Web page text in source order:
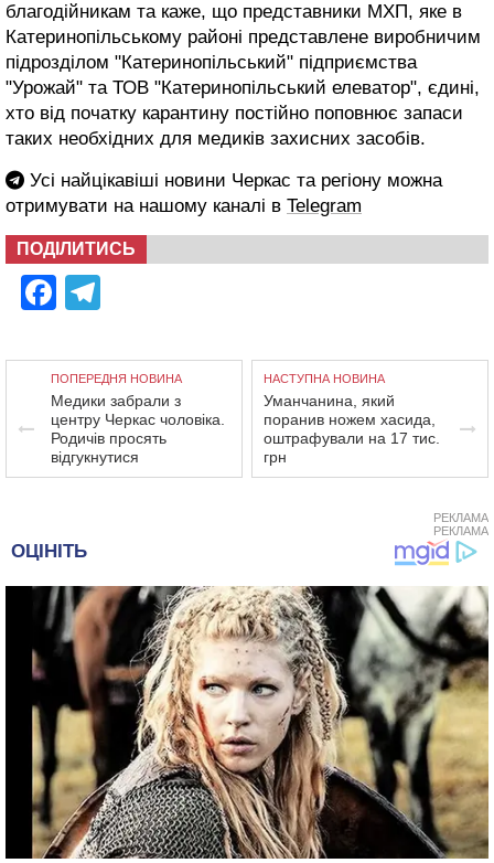
благодійникам та каже, що представники МХП, яке в
Катеринопільському районі представлене виробничим
підрозділом "Катеринопільський" підприємства
"Урожай" та ТОВ "Катеринопільський елеватор", єдині,
хто від початку карантину постійно поповнює запаси
таких необхідних для медиків захисних засобів.
Усі найцікавіші новини Черкас та регіону можна
отримувати на нашому каналі в Telegram
ПОДІЛИТИСЬ
Facebook
ПОПЕРЕДНЯ НОВИНА
Медики забрали з
центру Черкас чоловіка.
Родичів просять
відгукнутися
НАСТУПНА НОВИНА
Уманчанина, який
поранив ножем хасида,
оштрафували на 17 тис.
грн
РЕКЛАМА
РЕКЛАМА